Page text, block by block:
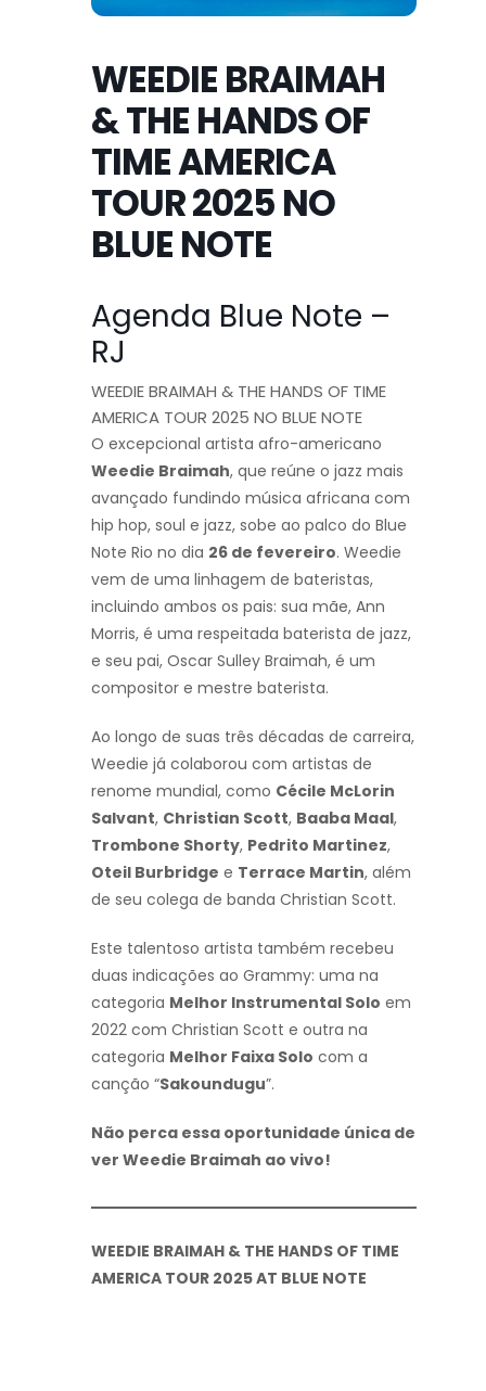
WEEDIE BRAIMAH
& THE HANDS OF
TIME AMERICA
TOUR 2025 NO
BLUE NOTE
Agenda Blue Note –
RJ
WEEDIE BRAIMAH & THE HANDS OF TIME
AMERICA TOUR 2025 NO BLUE NOTE
O excepcional artista afro-americano
Weedie Braimah, que reúne o jazz mais
avançado fundindo música africana com
hip hop, soul e jazz, sobe ao palco do Blue
Note Rio no dia 26 de fevereiro. Weedie
vem de uma linhagem de bateristas,
incluindo ambos os pais: sua mãe, Ann
Morris, é uma respeitada baterista de jazz,
e seu pai, Oscar Sulley Braimah, é um
compositor e mestre baterista.
Ao longo de suas três décadas de carreira,
Weedie já colaborou com artistas de
renome mundial, como Cécile McLorin
Salvant, Christian Scott, Baaba Maal,
Trombone Shorty, Pedrito Martinez,
Oteil Burbridge e Terrace Martin, além
de seu colega de banda Christian Scott.
Este talentoso artista também recebeu
duas indicações ao Grammy: uma na
categoria Melhor Instrumental Solo em
2022 com Christian Scott e outra na
categoria Melhor Faixa Solo com a
canção “Sakoundugu”.
Não perca essa oportunidade única de
ver Weedie Braimah ao vivo!
WEEDIE BRAIMAH & THE HANDS OF TIME
AMERICA TOUR 2025 AT BLUE NOTE